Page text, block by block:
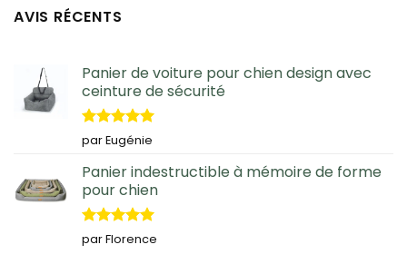
AVIS RÉCENTS
Panier de voiture pour chien design avec
ceinture de sécurité
Note5sur
5
par Eugénie
Panier indestructible à mémoire de forme
pour chien
Note5sur
5
par Florence